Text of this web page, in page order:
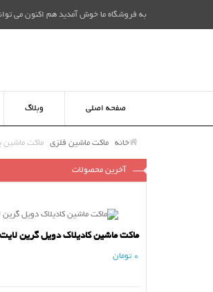
به فروشگاه ما خوش آمدید هم اکنون می
صفحه اصلی وبلاگ
خانه ماکت ماشین فلزی ماکت ماشین پورشه
آخرین محصولات
ماکت ماشین کادیلاک دویل گرین لایت
0 تومان